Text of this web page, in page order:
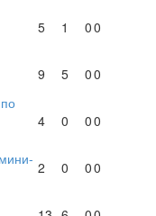
5 1 00
9 5 00
4 0 00
2 0 00